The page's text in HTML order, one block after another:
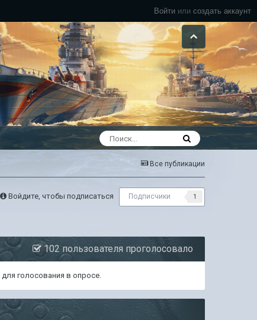
Войти или создать аккаунт
Все публикации
Войдите, чтобы подписаться Подписчики 1
102 пользователя проголосовало
для голосования в опросе.